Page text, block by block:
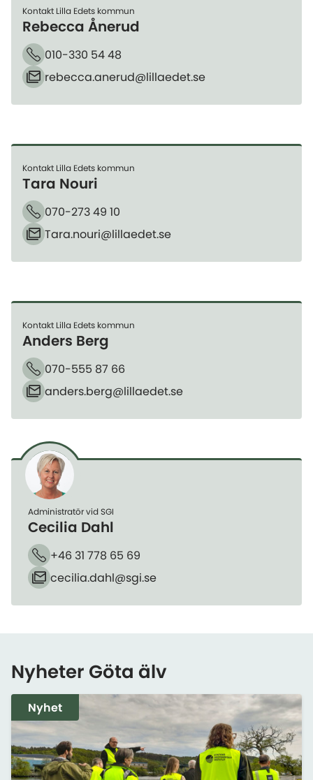
Kontakt Lilla Edets kommun
Rebecca Ånerud
Telefon
010-330 54 48
E-post
rebecca.anerud​@lillaedet.se
Kontakt Lilla Edets kommun
Tara Nouri
Telefon
070-273 49 10
E-post
Tara.nouri​@lillaedet.se
Kontakt Lilla Edets kommun
Anders Berg
Telefon
070-555 87 66
E-post
anders.berg​@lillaedet.se
Administratör vid SGI
Cecilia Dahl
Telefon
+46 31 778 65 69
E-post
cecilia.dahl​@sgi.se
Nyheter Göta älv
Nyhet